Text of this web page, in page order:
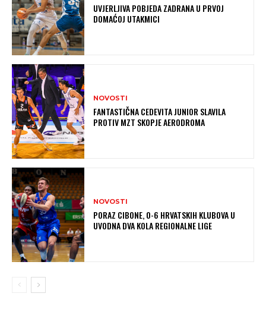
UVJERLJIVA POBJEDA ZADRANA U PRVOJ
DOMAĆOJ UTAKMICI
NOVOSTI
FANTASTIČNA CEDEVITA JUNIOR SLAVILA
PROTIV MZT SKOPJE AERODROMA
NOVOSTI
PORAZ CIBONE, 0-6 HRVATSKIH KLUBOVA U
UVODNA DVA KOLA REGIONALNE LIGE